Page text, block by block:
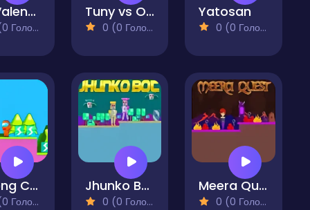
Ino Valentines 2 Tuny vs Osu 2
0 (0 Голосів)
Yatosan
0 (0 Голосів)
Among Chen Bots 2 Jhunko Bot
0 (0 Голосів)
Meera Quest
0 (0 Голосів)